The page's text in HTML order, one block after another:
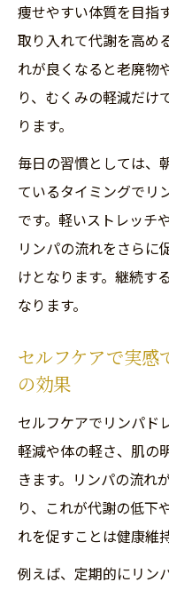
痩せやすい体質を目指
取り入れて代謝を高め
れが良くなると老廃物
り、むくみの軽減だけ
ります。
毎日の習慣としては、
ているタイミングでリ
です。軽いストレッチ
リンパの流れをさらに
けとなります。継続す
なります。
セルフケアで実感
の効果
セルフケアでリンパド
軽減や体の軽さ、肌の
きます。リンパの流れ
り、これが代謝の低下
れを促すことは健康維
例えば、定期的にリン